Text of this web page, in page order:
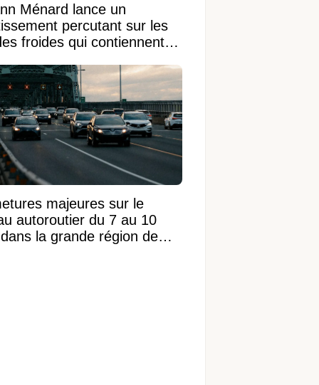
Ménard lance un
percutant sur les
froides qui contiennent
majeures sur le
autoroutier du 7 au 10
la grande région de